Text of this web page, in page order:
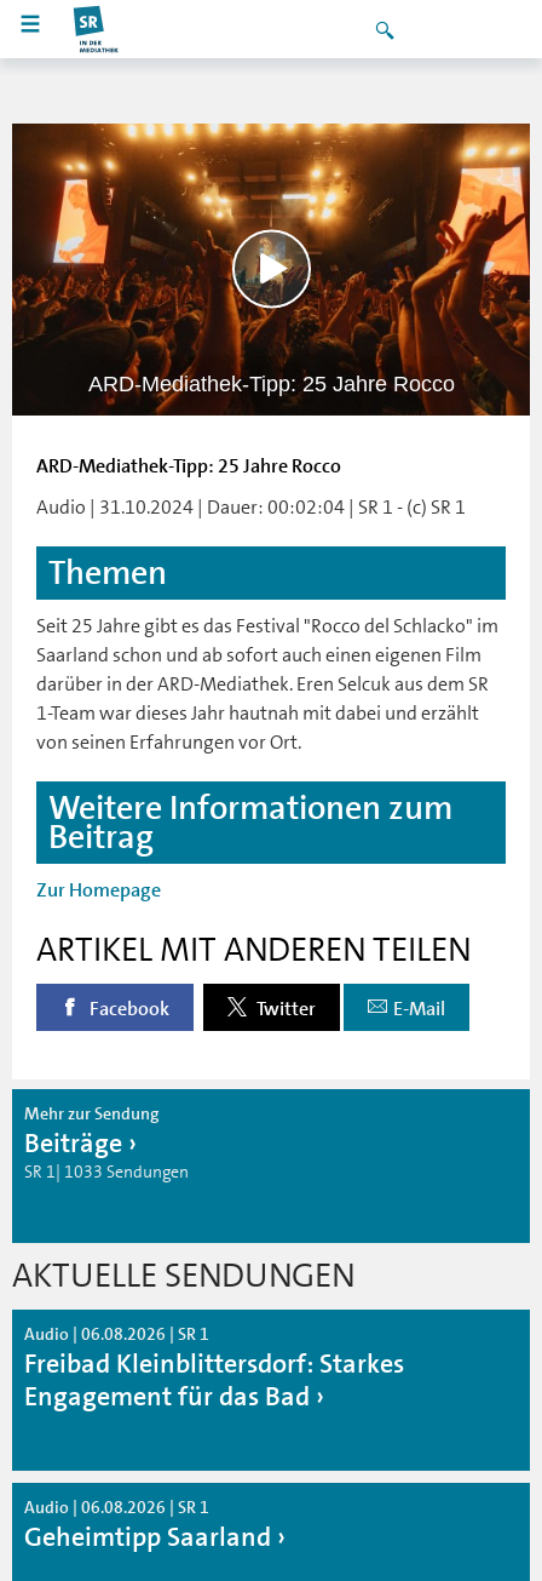
ARD-Mediathek-Tipp: 25 Jahre Rocco
ARD-Mediathek-Tipp: 25 Jahre Rocco
Audio | 31.10.2024 | Dauer: 00:02:04 | SR 1 - (c) SR 1
Themen
Seit 25 Jahre gibt es das Festival "Rocco del Schlacko" im
Saarland schon und ab sofort auch einen eigenen Film
darüber in der ARD-Mediathek. Eren Selcuk aus dem SR
1-Team war dieses Jahr hautnah mit dabei und erzählt
von seinen Erfahrungen vor Ort.
Weitere Informationen zum
Beitrag
Zur Homepage
ARTIKEL MIT ANDEREN TEILEN
Facebook Twitter E-Mail
Mehr zur Sendung
Beiträge
SR 1| 1033 Sendungen
AKTUELLE SENDUNGEN
Audio | 06.08.2026 | SR 1
Freibad Kleinblittersdorf: Starkes
Engagement für das Bad
Audio | 06.08.2026 | SR 1
Geheimtipp Saarland